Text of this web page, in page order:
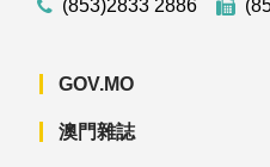
(853)2833 2886
GOV.MO
澳門雜誌